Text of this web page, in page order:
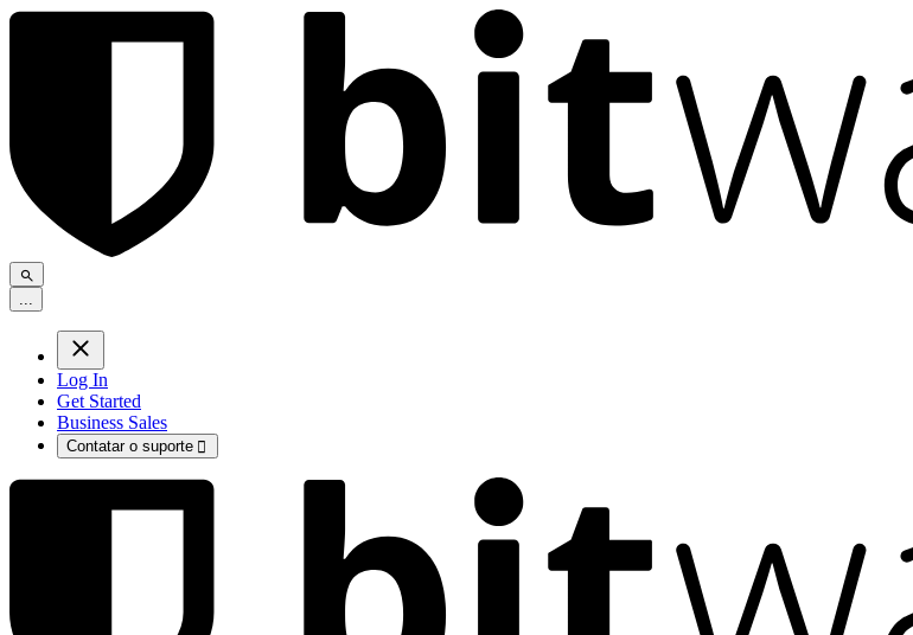
Log In
Get Started
Business Sales
Contatar o suporte 